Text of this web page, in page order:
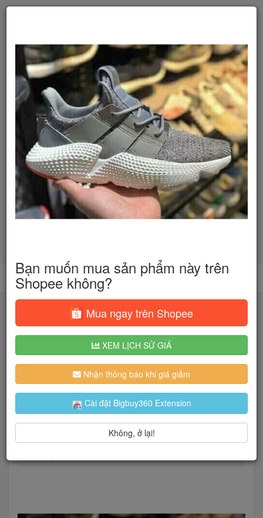
Tìm kiếm
Người dùng đang quan tâm đến 🔥...
Trang chủ
Giày Dép Nữ
Bạn muốn mua sản phẩm này trên
Shopee không?
Mua ngay trên Shopee
XEM LỊCH SỬ GIÁ
Nhận thông báo khi giá giảm
Cài đặt Bigbuy360 Extension
Không, ở lại!